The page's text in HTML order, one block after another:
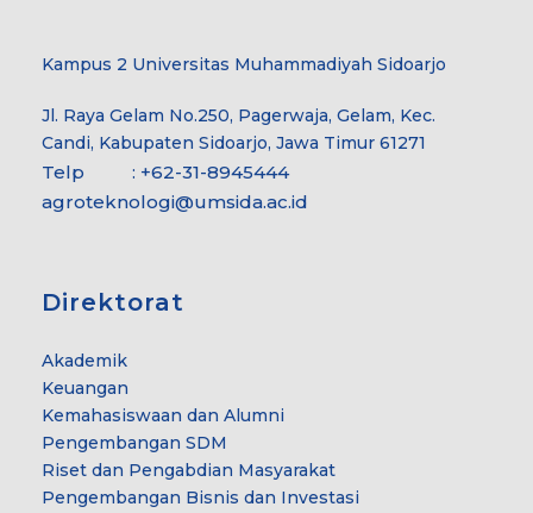
Kampus 2 Universitas Muhammadiyah Sidoarjo
Jl. Raya Gelam No.250, Pagerwaja, Gelam, Kec.
Candi, Kabupaten Sidoarjo, Jawa Timur 61271
Telp : +62-31-8945444
agroteknologi@umsida.ac.id
Direktorat
Akademik
Keuangan
Kemahasiswaan dan Alumni
Pengembangan SDM
Riset dan Pengabdian Masyarakat
Pengembangan Bisnis dan Investasi